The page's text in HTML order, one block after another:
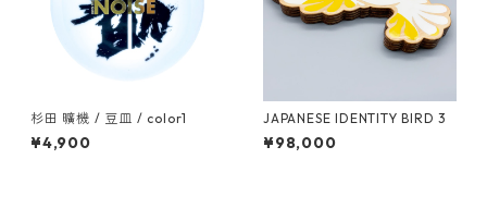
杉田 曠機 / 豆皿 / color1
¥4,900
JAPANESE IDENTITY BIRD 3
¥98,000